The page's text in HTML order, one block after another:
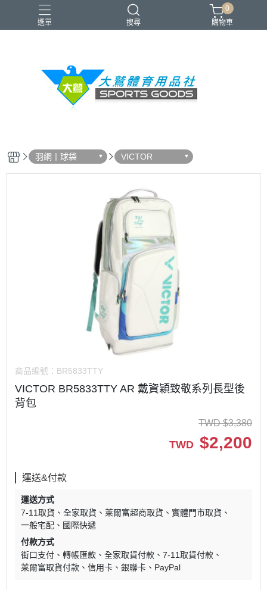
選單 搜尋
VICTOR YONEX 羽球拍 羽球鞋 零碼出清
0
購物車
羽網丨球袋 VICTOR
商品編號： BR5833TTY
VICTOR BR5833TTY AR 戴資穎致敬系列長型後
背包
TWD $3,380
TWD $2,200
運送&付款
運送方式
7-11取貨
全家取貨 萊爾富超商取貨
實體門市取貨
一般宅配
國際快遞
付款方式
街口支付
轉帳匯款 全家取貨付款
7-11取貨付款
萊爾富取貨付款
信用卡 銀聯卡 PayPal